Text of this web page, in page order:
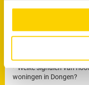
meer over in ons
Heeft zware regenval
Komen terugkerende
Welke signalen van
woningen in Dongen?